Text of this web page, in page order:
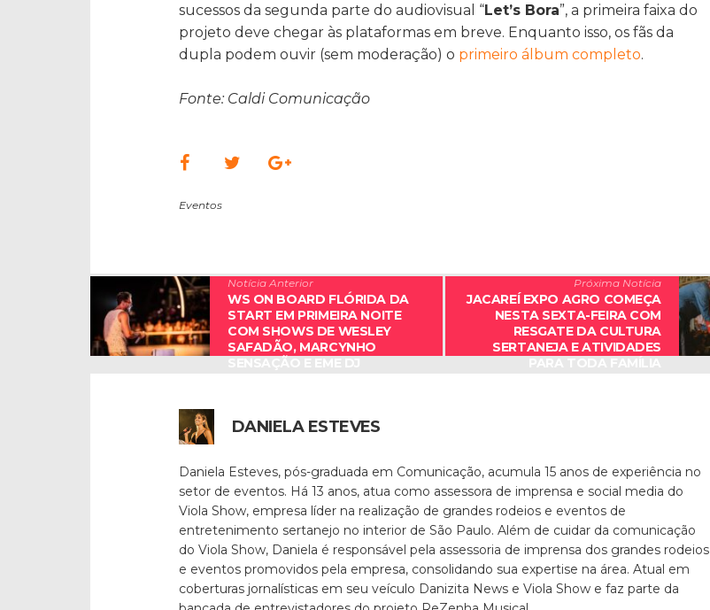
sucessos da segunda parte do audiovisual “Let’s Bora”, a primeira faixa do
projeto deve chegar às plataformas em breve. Enquanto isso, os fãs da
dupla podem ouvir (sem moderação) o primeiro álbum completo.
Fonte: Caldi Comunicação
Eventos
Notícia Anterior
WS ON BOARD FLÓRIDA DA
START EM PRIMEIRA NOITE
COM SHOWS DE WESLEY
SAFADÃO, MARCYNHO
Próxima Notícia
JACAREÍ EXPO AGRO COMEÇA
NESTA SEXTA-FEIRA COM
RESGATE DA CULTURA
SERTANEJA E ATIVIDADES
DANIELA ESTEVES
Daniela Esteves, pós-graduada em Comunicação, acumula 15 anos de experiência no
setor de eventos. Há 13 anos, atua como assessora de imprensa e social media do
Viola Show, empresa líder na realização de grandes rodeios e eventos de
entretenimento sertanejo no interior de São Paulo. Além de cuidar da comunicação
do Viola Show, Daniela é responsável pela assessoria de imprensa dos grandes rodeios
e eventos promovidos pela empresa, consolidando sua expertise na área. Atual em
coberturas jornalísticas em seu veículo Danizita News e Viola Show e faz parte da